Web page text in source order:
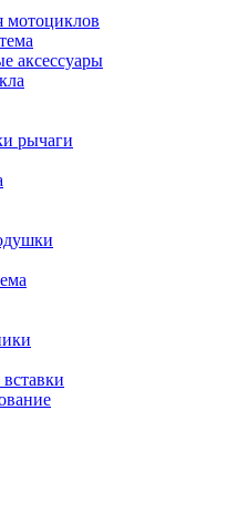
мотоциклов
аксессуары
рычаги